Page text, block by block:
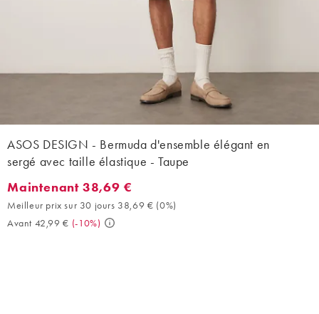
ASOS DESIGN - Bermuda d'ensemble élégant en
sergé avec taille élastique - Taupe
Maintenant 38,69 €. Meilleur prix sur 30 jours 38,69 € (0%).
Maintenant 38,69 €
Meilleur prix sur 30 jours 38,69 € (0%)
Avant 42,99 € (-10%)